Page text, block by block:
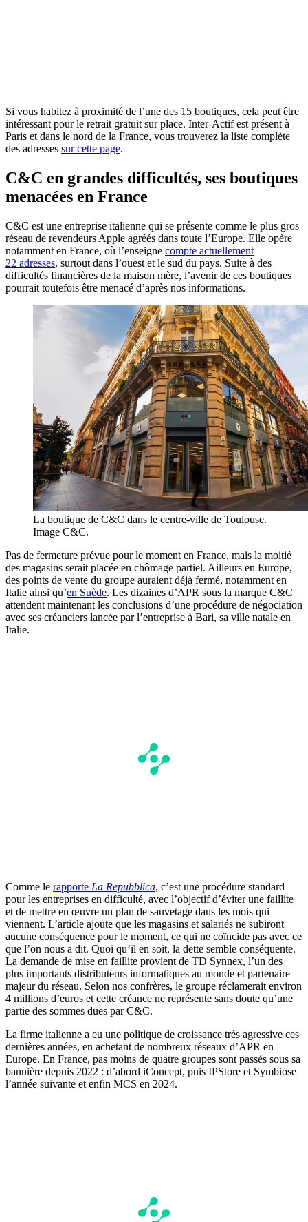
Si vous habitez à proximité de l’une des 15 boutiques, cela peut être
intéressant pour le retrait gratuit sur place. Inter-Actif est présent à
Paris et dans le nord de la France, vous trouverez la liste complète
des adresses sur cette page.
C&C en grandes difficultés, ses boutiques
menacées en France
C&C est une entreprise italienne qui se présente comme le plus gros
réseau de revendeurs Apple agréés dans toute l’Europe. Elle opère
notamment en France, où l’enseigne compte actuellement
22 adresses, surtout dans l’ouest et le sud du pays. Suite à des
difficultés financières de la maison mère, l’avenir de ces boutiques
pourrait toutefois être menacé d’après nos informations.
La boutique de C&C dans le centre-ville de Toulouse.
Image C&C.
Pas de fermeture prévue pour le moment en France, mais la moitié
des magasins serait placée en chômage partiel. Ailleurs en Europe,
des points de vente du groupe auraient déjà fermé, notamment en
Italie ainsi qu’en Suède. Les dizaines d’APR sous la marque C&C
attendent maintenant les conclusions d’une procédure de négociation
avec ses créanciers lancée par l’entreprise à Bari, sa ville natale en
Italie.
Comme le rapporte La Repubblica, c’est une procédure standard
pour les entreprises en difficulté, avec l’objectif d’éviter une faillite
et de mettre en œuvre un plan de sauvetage dans les mois qui
viennent. L’article ajoute que les magasins et salariés ne subiront
aucune conséquence pour le moment, ce qui ne coïncide pas avec ce
que l’on nous a dit. Quoi qu’il en soit, la dette semble conséquente.
La demande de mise en faillite provient de TD Synnex, l’un des
plus importants distributeurs informatiques au monde et partenaire
majeur du réseau. Selon nos confrères, le groupe réclamerait environ
4 millions d’euros et cette créance ne représente sans doute qu’une
partie des sommes dues par C&C.
La firme italienne a eu une politique de croissance très agressive ces
dernières années, en achetant de nombreux réseaux d’APR en
Europe. En France, pas moins de quatre groupes sont passés sous sa
bannière depuis 2022 : d’abord iConcept, puis IPStore et Symbiose
l’année suivante et enfin MCS en 2024.